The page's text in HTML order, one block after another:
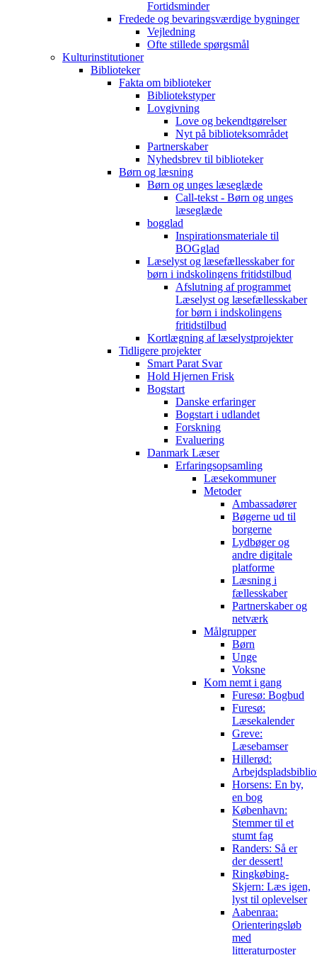
Fortidsminder
Fredede og bevaringsværdige bygninger
Vejledning
Ofte stillede spørgsmål
Kulturinstitutioner
Biblioteker
Fakta om biblioteker
Bibliotekstyper
Lovgivning
Love og bekendtgørelser
Nyt på biblioteksområdet
Partnerskaber
Nyhedsbrev til biblioteker
Børn og læsning
Børn og unges læseglæde
Call-tekst - Børn og unges
læseglæde
bogglad
Inspirationsmateriale til
BOGglad
Læselyst og læsefællesskaber for
børn i indskolingens fritidstilbud
Afslutning af programmet
Læselyst og læsefællesskaber
for børn i indskolingens
fritidstilbud
Kortlægning af læselystprojekter
Tidligere projekter
Smart Parat Svar
Hold Hjernen Frisk
Bogstart
Danske erfaringer
Bogstart i udlandet
Forskning
Evaluering
Danmark Læser
Erfaringsopsamling
Læsekommuner
Metoder
Ambassadører
Bøgerne ud til
borgerne
Lydbøger og
andre digitale
platforme
Læsning i
fællesskaber
Partnerskaber og
netværk
Målgrupper
Børn
Unge
Voksne
Kom nemt i gang
Furesø: Bogbud
Furesø:
Læsekalender
Greve:
Læsebamser
Hillerød:
Horsens: En by,
en bog
København:
Stemmer til et
stumt fag
Randers: Så er
der dessert!
Ringkøbing-
Skjern: Læs igen,
lyst til oplevelser
Aabenraa:
Orienteringsløb
med
litteraturposter